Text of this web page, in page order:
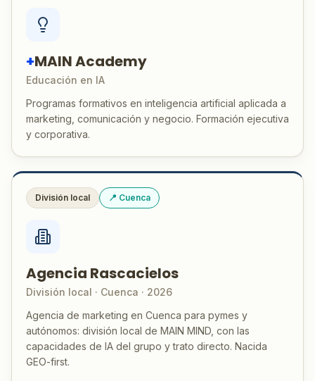
+MAIN Academy
Educación en IA
Programas formativos en inteligencia artificial aplicada a
marketing, comunicación y negocio. Formación ejecutiva
y corporativa.
División local 📍 Cuenca
Agencia Rascacielos
División local · Cuenca · 2026
Agencia de marketing en Cuenca para pymes y
autónomos: división local de MAIN MIND, con las
capacidades de IA del grupo y trato directo. Nacida
GEO-first.